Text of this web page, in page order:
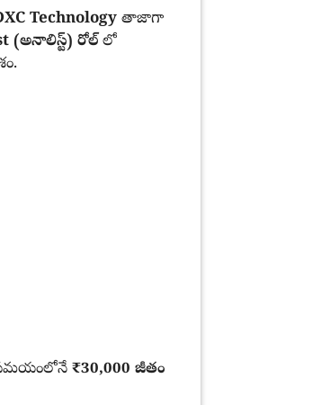
Technology తాజాగా
(అనాలిస్ట్) రోల్ లో
₹30,000 జీతం